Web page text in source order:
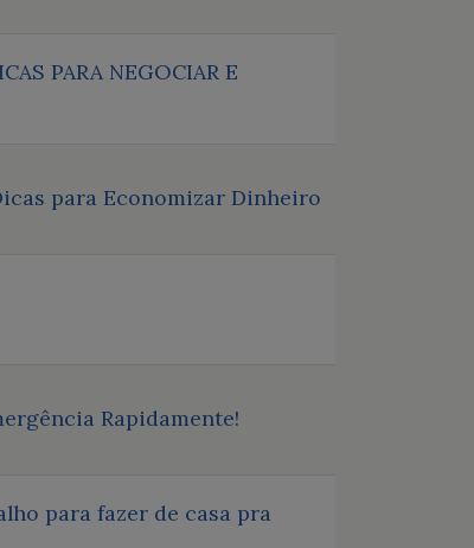
PARA NEGOCIAR E
para Economizar Dinheiro
Rapidamente!
para fazer de casa pra